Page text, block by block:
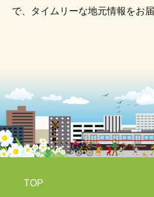
で、タイムリーな地元情報をお
TOP